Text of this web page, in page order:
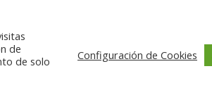
de
de solo
Configuración de Cookies